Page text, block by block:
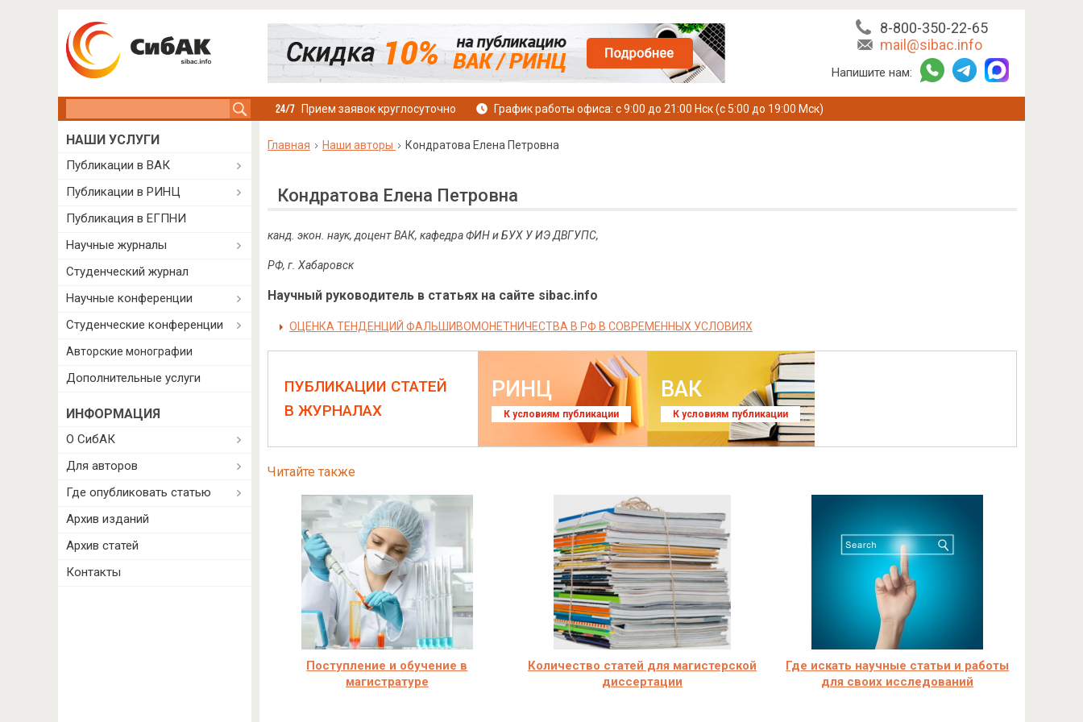
8-800-350-22-65
mail@sibac.info
Напишите нам:
Прием заявок круглосуточно График работы офиса: с 9:00 до 21:00 Нск (с 5:00 до 19:00 Мск)
Главная Наши авторы Кондратова Елена Петровна
Кондратова Елена Петровна
канд. экон. наук, доцент ВАК, кафедра ФИН и БУХ У ИЭ ДВГУПС,
РФ, г. Хабаровск
Научный руководитель в статьях на сайте sibac.info
ОЦЕНКА ТЕНДЕНЦИЙ ФАЛЬШИВОМОНЕТНИЧЕСТВА В РФ В СОВРЕМЕННЫХ УСЛОВИЯХ
ПУБЛИКАЦИИ СТАТЕЙ
В ЖУРНАЛАХ
РИНЦ
К условиям публикации
ВАК
К условиям публикации
Читайте также
Поступление и обучение в
магистратуре
Количество статей для магистерской
диссертации
Где искать научные статьи и работы
для своих исследований
НАШИ УСЛУГИ
Публикации в ВАК
Публикации в РИНЦ
Публикация в ЕГПНИ
Научные журналы
Студенческий журнал
Научные конференции
Студенческие конференции
Авторские монографии
Дополнительные услуги
ИНФОРМАЦИЯ
О СибАК
Для авторов
Где опубликовать статью
Архив изданий
Архив статей
Контакты